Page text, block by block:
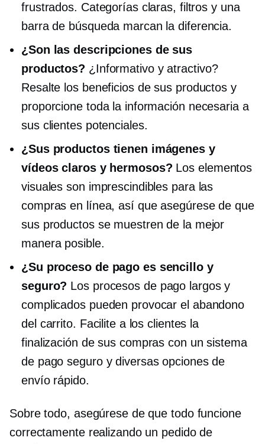
frustrados. Categorías claras, filtros y una
barra de búsqueda marcan la diferencia.
¿Son las descripciones de sus
productos? ¿Informativo y atractivo?
Resalte los beneficios de sus productos y
proporcione toda la información necesaria a
sus clientes potenciales.
¿Sus productos tienen imágenes y
vídeos claros y hermosos? Los elementos
visuales son imprescindibles para las
compras en línea, así que asegúrese de que
sus productos se muestren de la mejor
manera posible.
¿Su proceso de pago es sencillo y
seguro? Los procesos de pago largos y
complicados pueden provocar el abandono
del carrito. Facilite a los clientes la
finalización de sus compras con un sistema
de pago seguro y diversas opciones de
envío rápido.
Sobre todo, asegúrese de que todo funcione
correctamente realizando un pedido de